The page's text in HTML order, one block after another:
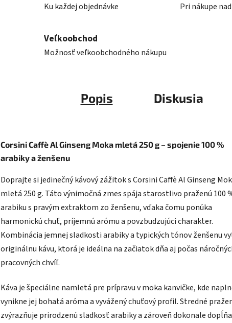
Ku každej objednávke Pri nákupe
Veľkoobchod
Možnosť veľkoobchodného nákupu
Popis Diskusia
Corsini Caffè Al Ginseng Moka mletá 250 g – spojenie 100 %
arabiky a ženšenu
Doprajte si jedinečný kávový zážitok s Corsini Caffè Al Ginseng
mletá 250 g. Táto výnimočná zmes spája starostlivo praženú 100
arabiku s pravým extraktom zo ženšenu, vďaka čomu ponúka
harmonickú chuť, príjemnú arómu a povzbudzujúci charakter.
Kombinácia jemnej sladkosti arabiky a typických tónov ženšenu
originálnu kávu, ktorá je ideálna na začiatok dňa aj počas
pracovných chvíľ.
Káva je špeciálne namletá pre prípravu v moka kanvičke, kde
vynikne jej bohatá aróma a vyvážený chuťový profil. Stredné
zvýrazňuje prirodzenú sladkosť arabiky a zároveň dokonale dopĺňa